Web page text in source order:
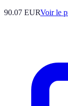
90.07 EURVoir le